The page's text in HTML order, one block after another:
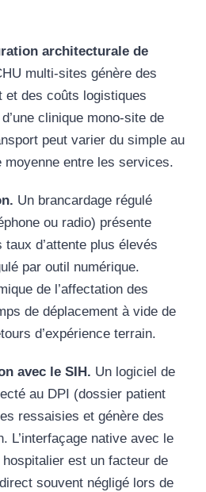
architecturale de
multi-sites génère des
et des coûts logistiques
clinique mono-site de
peut varier du simple au
entre les services.
Un brancardage régulé
ou radio) présente
d’attente plus élevés
par outil numérique.
de l’affectation des
de déplacement à vide de
d’expérience terrain.
avec le SIH. Un logiciel de
au DPI (dossier patient
ressaisies et génère des
L’interfaçage native avec le
est un facteur de
souvent négligé lors de